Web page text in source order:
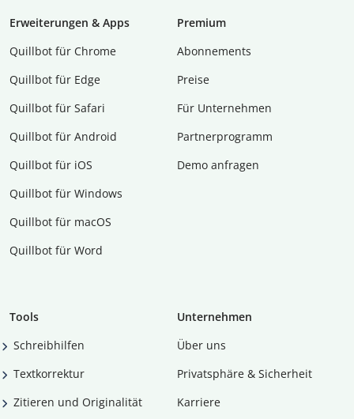
Erweiterungen & Apps
Quillbot für Chrome
Quillbot für Edge
Quillbot für Safari
Quillbot für Android
Quillbot für iOS
Quillbot für Windows
Quillbot für macOS
Quillbot für Word
Premium
Abon­ne­ments
Preise
Für Unternehmen
Partnerprogramm
Demo anfragen
Tools
Schreibhilfen
Textkorrektur
Zitieren und Originalität
Unternehmen
Über uns
Privatsphäre & Sicherheit
Karriere